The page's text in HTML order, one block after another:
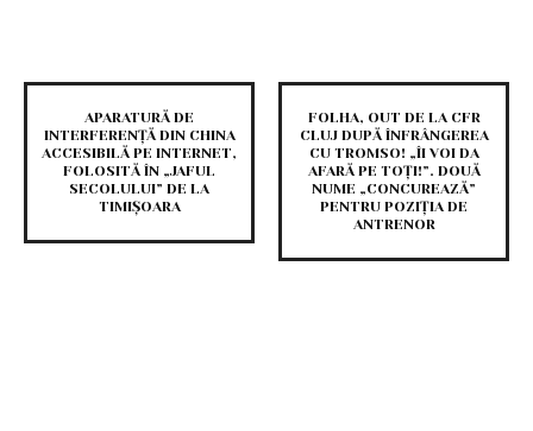
APARATURĂ DE
INTERFERENȚĂ DIN CHINA
ACCESIBILĂ PE INTERNET,
FOLOSITĂ ÎN „JAFUL
SECOLULUI” DE LA
TIMIȘOARA
FOLHA, OUT DE LA CFR
CLUJ DUPĂ ÎNFRÂNGEREA
CU TROMSO! „ÎI VOI DA
AFARĂ PE TOȚI!”. DOUĂ
NUME „CONCUREAZĂ”
PENTRU POZIȚIA DE
ANTRENOR